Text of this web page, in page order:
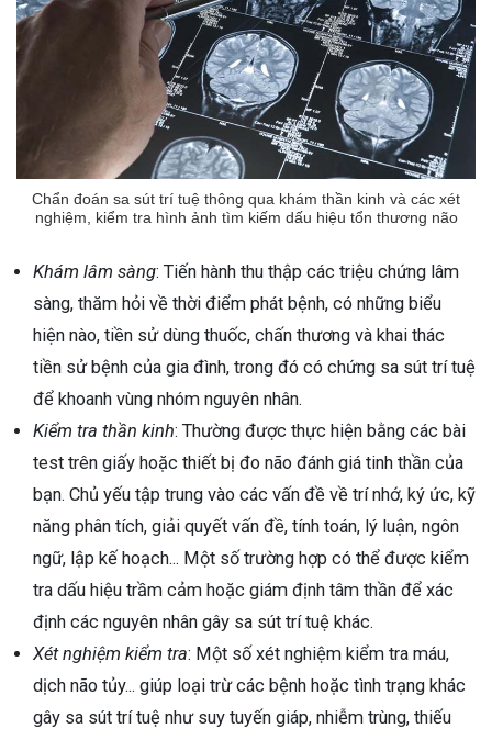
Chẩn đoán sa sút trí tuệ thông qua khám thần kinh và các xét
nghiệm, kiểm tra hình ảnh tìm kiếm dấu hiệu tổn thương não
Khám lâm sàng: Tiến hành thu thập các triệu chứng lâm
sàng, thăm hỏi về thời điểm phát bệnh, có những biểu
hiện nào, tiền sử dùng thuốc, chấn thương và khai thác
tiền sử bệnh của gia đình, trong đó có chứng sa sút trí tuệ
để khoanh vùng nhóm nguyên nhân.
Kiểm tra thần kinh: Thường được thực hiện bằng các bài
test trên giấy hoặc thiết bị đo não đánh giá tinh thần của
bạn. Chủ yếu tập trung vào các vấn đề về trí nhớ, ký ức, kỹ
năng phân tích, giải quyết vấn đề, tính toán, lý luận, ngôn
ngữ, lập kế hoạch... Một số trường hợp có thể được kiểm
tra dấu hiệu trầm cảm hoặc giám định tâm thần để xác
định các nguyên nhân gây sa sút trí tuệ khác.
Xét nghiệm kiểm tra: Một số xét nghiệm kiểm tra máu,
dịch não tủy... giúp loại trừ các bệnh hoặc tình trạng khác
gây sa sút trí tuệ như suy tuyến giáp, nhiễm trùng, thiếu